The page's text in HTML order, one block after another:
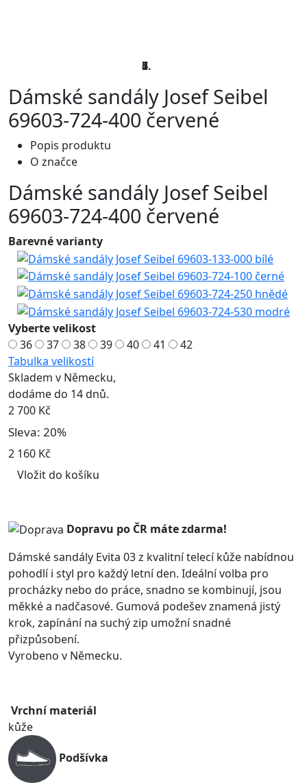
Dámské sandály Josef Seibel
69603-724-400 červené
Popis produktu
O značce
Dámské sandály Josef Seibel
69603-724-400 červené
Barevné varianty
Vyberte velikost
36
37 38 39 40 41
42
Tabulka velikostí
Skladem v Německu,
dodáme do 14 dnů.
2 700 Kč
Sleva: 20%
2 160 Kč
Vložit do košíku
Dopravu po ČR mátezdarma!
Dámské sandály Evita 03 z kvalitní telecí kůže nabídnou
pohodlí i styl pro každý letní den. Ideální volba pro
procházky nebo do práce, snadno se kombinují, jsou
měkké a nadčasové. Gumová podešev znamená jistý
krok, zapínání na suchý zip umožní snadné
přizpůsobení.
Vyrobeno v Německu.
Vrchní materiál
kůže
Podšívka